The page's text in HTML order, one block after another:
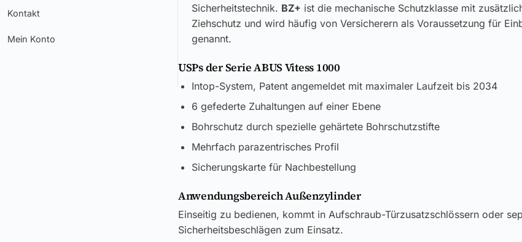
Kontakt
Mein Konto
Sicherheitstechnik. BZ+ ist die mechanische Schutzklasse mit
Ziehschutz und wird häufig von Versicherern als Voraussetzung für
genannt.
USPs der Serie ABUS Vitess 1000
Intop-System, Patent angemeldet mit maximaler Laufzeit bis 2034
6 gefederte Zuhaltungen auf einer Ebene
Bohrschutz durch spezielle gehärtete Bohrschutzstifte
Mehrfach parazentrisches Profil
Sicherungskarte für Nachbestellung
Anwendungsbereich Außenzylinder
Einseitig zu bedienen, kommt in Aufschraub-Türzusatzschlössern oder
Sicherheitsbeschlägen zum Einsatz.